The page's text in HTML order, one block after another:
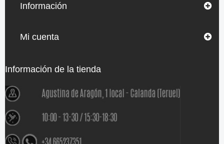
Información
Mi cuenta
Información de la tienda